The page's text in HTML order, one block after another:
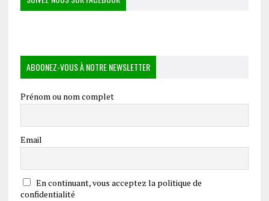
ABOONEZ-VOUS À NOTRE NEWSLETTER
Prénom ou nom complet
Email
En continuant, vous acceptez la politique de
confidentialité